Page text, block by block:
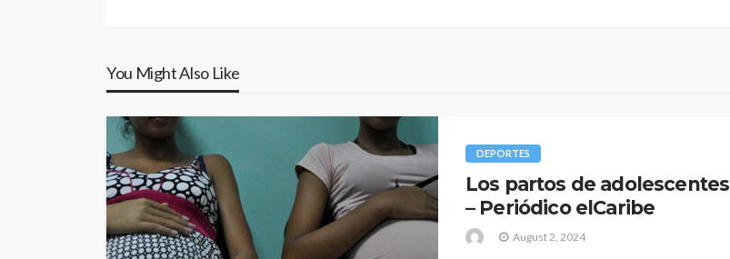
You Might Also Like
DEPORTES
Los partos de adolescentes
– Periódico elCaribe
August 2, 2024